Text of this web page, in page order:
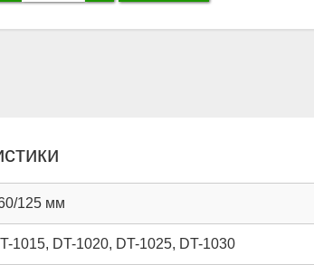
125 мм
1015, DT-1020, DT-1025, DT-1030